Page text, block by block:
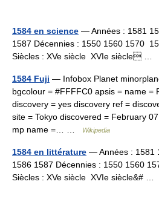
1584 en science — Années : 1581
1587 Décennies : 1550 1560 1570
Siècles : XVe siècle XVIe siècle …
1584 Fuji — Infobox Planet
bgcolour = #FFFFC0 apsis = name =
discovery = yes discovery ref =
site = Tokyo discovered = February
mp name =… …
Wikipedia
1584 en littérature — Années : 1581
1586 1587 Décennies : 1550 1560
Siècles : XVe siècle XVIe siècle&# …